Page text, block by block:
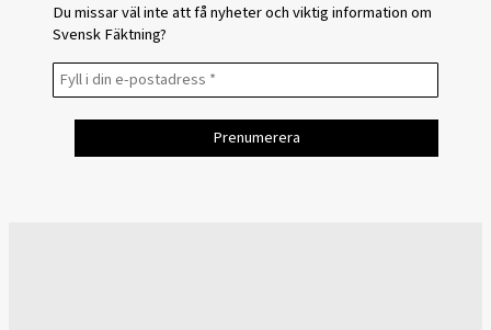
Du missar väl inte att få nyheter och viktig information om
Svensk Fäktning?